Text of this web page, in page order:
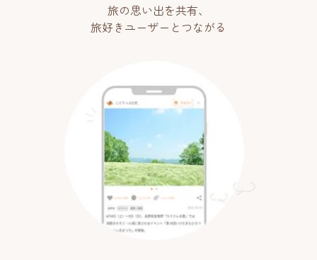
旅の思い出を共有、
旅好きユーザーとつながる